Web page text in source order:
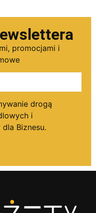
promocjami i
drogą
i
Biznesu.